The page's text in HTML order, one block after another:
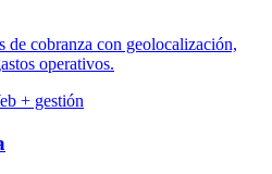
de cobranza con geolocalización,
operativos.
+ gestión